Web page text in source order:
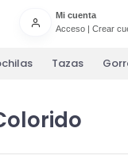
Mi cuenta
Acceso| Crear
Tazas